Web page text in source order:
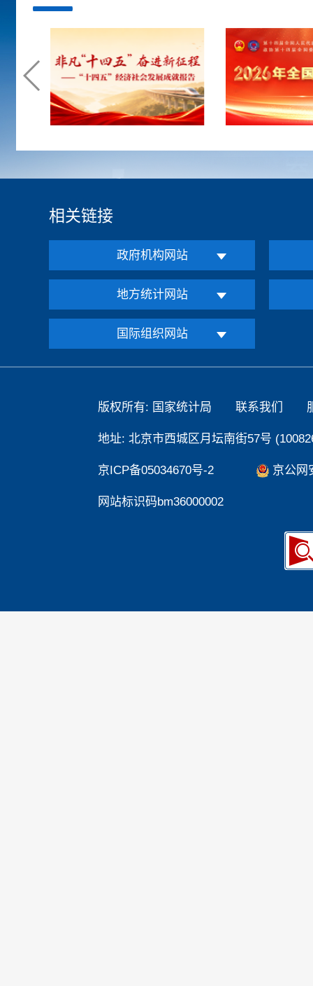
相关链接
政府机构网站
地方统计网站
国际组织网站
版权所有: 国家统计局 联系我们
地址: 北京市西城区月坛南街57号
京ICP备05034670号-2 京公网
网站标识码bm36000002